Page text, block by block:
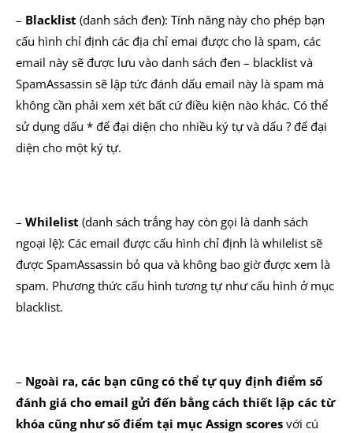
– Blacklist (danh sách đen): Tính năng này cho phép bạn
cấu hình chỉ định các địa chỉ emai được cho là spam, các
email này sẽ được lưu vào danh sách đen – blacklist và
SpamAssassin sẽ lập tức đánh dấu email này là spam mà
không cần phải xem xét bất cứ điều kiện nào khác. Có thể
sử dụng dấu * để đại diện cho nhiều ký tự và dấu ? để đại
diện cho một ký tự.
– Whilelist (danh sách trắng hay còn gọi là danh sách
ngoại lệ): Các email được cấu hình chỉ định là whilelist sẽ
được SpamAssassin bỏ qua và không bao giờ được xem là
spam. Phương thức cấu hình tương tự như cấu hình ở mục
blacklist.
– Ngoài ra, các bạn cũng có thể tự quy định điểm số
đánh giá cho email gửi đến bằng cách thiết lập các từ
khóa cũng như số điểm tại mục Assign scores với cú